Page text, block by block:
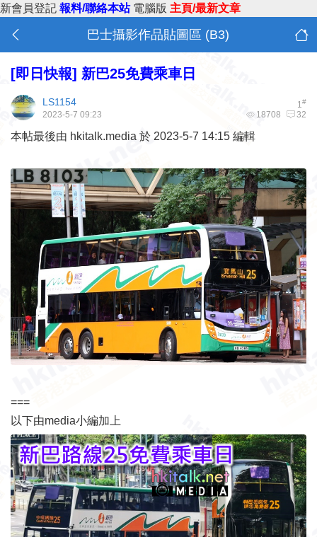
新會員登記 報料/聯絡本站 電腦版 主頁/最新文章
巴士攝影作品貼圖區 (B3)
[即日快報] 新巴25免費乘車日
1#
LS1154
18708 32
2023-5-7 09:23
本帖最後由 hkitalk.media 於 2023-5-7 14:15 編輯
===
以下由media小編加上